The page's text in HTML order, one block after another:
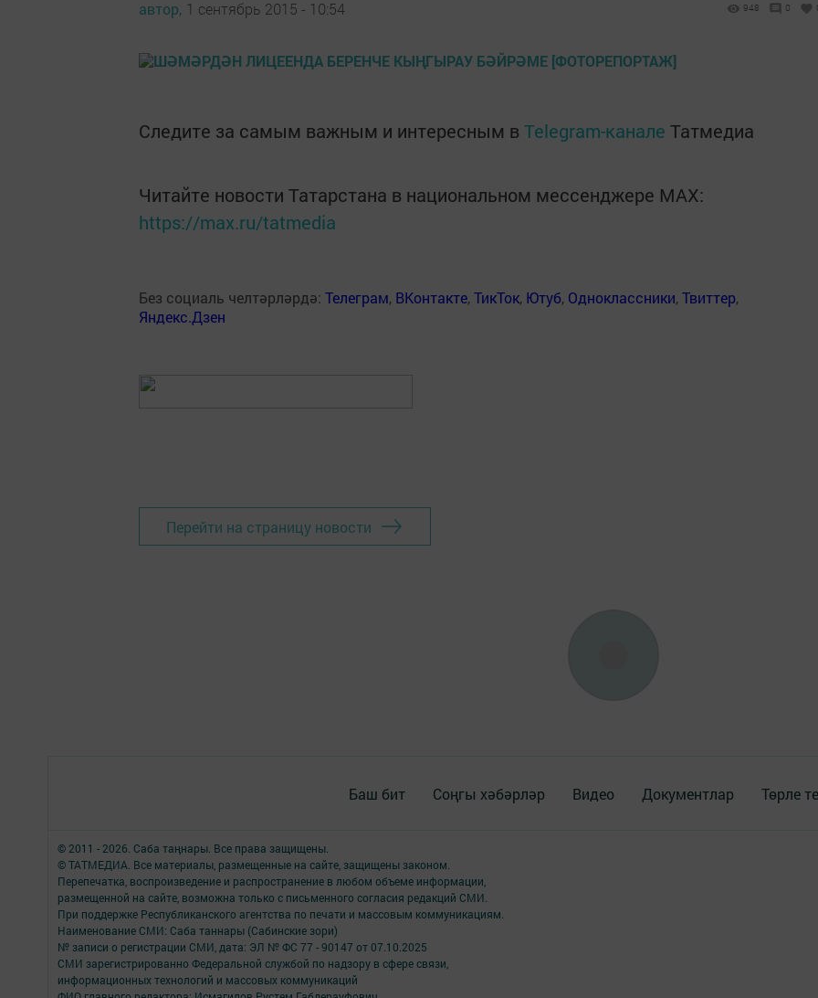
автор, 1 сентябрь 2015 - 10:54 948 0
Следите за самым важным и интересным в Telegram-канале Татмедиа
Читайте новости Татарстана в национальном мессенджере MАХ:
https://max.ru/tatmedia
Без социаль челтәрләрдә: Телеграм, ВКонтакте,ТикТок, Ютуб, Одноклассники,Твиттер,
Яндекс.Дзен
Перейти на страницу новости
Баш бит Соңгы хәбәрләр Видео Документлар Төрле
© 2011 - 2026. Саба таңнары. Все права защищены.
© ТАТМЕДИА. Все материалы, размещенные на сайте, защищены законом.
Перепечатка, воспроизведение и распространение в любом объеме информации,
размещенной на сайте, возможна только с письменного согласия редакций СМИ.
При поддержке Республиканского агентства по печати и массовым коммуникациям.
Наименование СМИ: Саба таннары (Сабинские зори)
№ записи о регистрации СМИ, дата: ЭЛ № ФС 77 - 90147 от 07.10.2025
СМИ зарегистрированно Федеральной службой по надзору в сфере связи,
информационных технологий и массовых коммуникаций